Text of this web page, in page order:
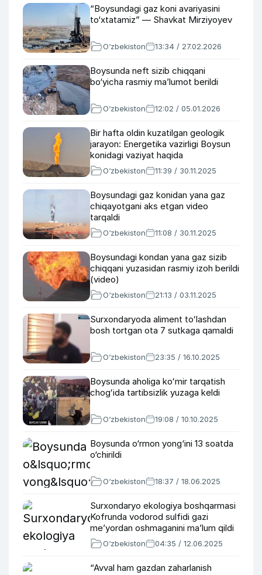
“Boysundagi gaz koni avariyasini
to‘xtatamiz” — Shavkat Mirziyoyev
O‘zbekiston 13:34 / 27.02.2026
Boysunda neft sizib chiqqani
bo‘yicha rasmiy ma’lumot berildi
O‘zbekiston 12:02 / 05.01.2026
Bir hafta oldin kuzatilgan geologik
jarayon: Energetika vazirligi Boysun
konidagi vaziyat haqida
O‘zbekiston 11:39 / 30.11.2025
Boysundagi gaz konidan yana gaz
chiqayotgani aks etgan video
tarqaldi
O‘zbekiston 11:08 / 30.11.2025
Boysundagi kondan yana gaz sizib
chiqqani yuzasidan rasmiy izoh berildi
(video)
O‘zbekiston 21:13 / 03.11.2025
Surxondaryoda aliment toʻlashdan
bosh tortgan ota 7 sutkaga qamaldi
O‘zbekiston 23:35 / 16.10.2025
Boysunda aholiga koʻmir tarqatish
chogʻida tartibsizlik yuzaga keldi
O‘zbekiston 19:08 / 10.10.2025
Boysunda o‘rmon yong‘ini 13 soatda
o‘chirildi
O‘zbekiston 18:37 / 18.06.2025
Surxondaryo ekologiya boshqarmasi
Kofrunda vodorod sulfidi gazi
meʼyordan oshmaganini maʼlum qildi
O‘zbekiston 04:35 / 12.06.2025
“Avval ham gazdan zaharlanish